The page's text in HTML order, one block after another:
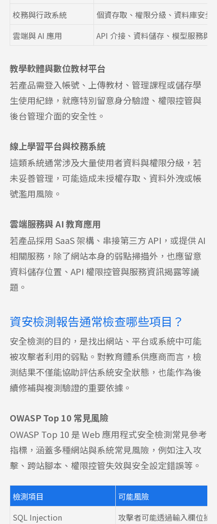
校務與行政系統
個資存取、權限分級、資料庫安全
雲端與 AI 應用
API 介接、資料儲存、模型服務與
教學軟體與數位教材平台
若產品需登入帳號、上傳教材、管理課程或儲存學
生使用紀錄，就應特別留意身分驗證、權限控管與
後台管理介面的安全性。
線上學習平台與校務系統
這類系統通常涉及大量使用者資料與權限分級，若
未妥善管理，可能造成未授權存取、資料外洩或帳
號濫用風險。
雲端服務與 AI 教育應用
若產品採用 SaaS 架構、串接第三方 API，或提供 AI
相關服務，除了網站本身的弱點掃描外，也應留意
資料儲存位置、API 權限控管與服務資訊揭露等議
題。
資安檢測報告通常檢查哪些項目？
安全檢測的目的，是找出網站、平台或系統中可能
被攻擊者利用的弱點。對教育體系供應商而言，檢
測結果不僅能協助評估系統安全狀態，也能作為後
續修補與複測驗證的重要依據。
OWASP Top 10 常見風險
OWASP Top 10 是 Web 應用程式安全檢測常見參考
指標，涵蓋多種網站與系統常見風險，例如注入攻
擊、跨站腳本、權限控管失效與安全設定錯誤等。
檢測項目
可能風險
SQL Injection
攻擊者可能透過輸入欄位操